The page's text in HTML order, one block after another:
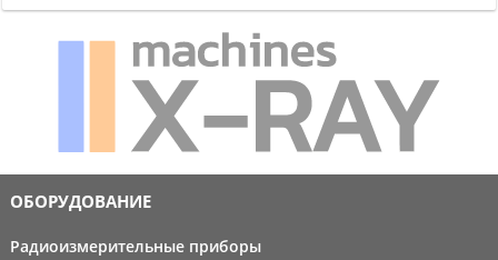
ОБОРУДОВАНИЕ
Радиоизмерительные приборы